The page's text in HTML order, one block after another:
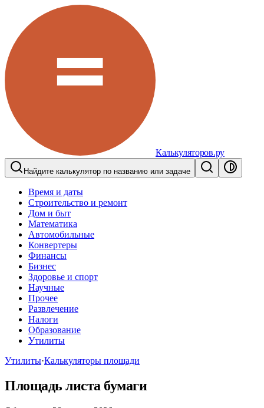
Калькуляторов.ру
Найдите калькулятор по названию или задаче
Время и даты
Строительство и ремонт
Дом и быт
Математика
Автомобильные
Конвертеры
Финансы
Бизнес
Здоровье и спорт
Научные
Прочее
Развлечение
Налоги
Образование
Утилиты
Утилиты·Калькуляторы площади
Площадь листа бумаги